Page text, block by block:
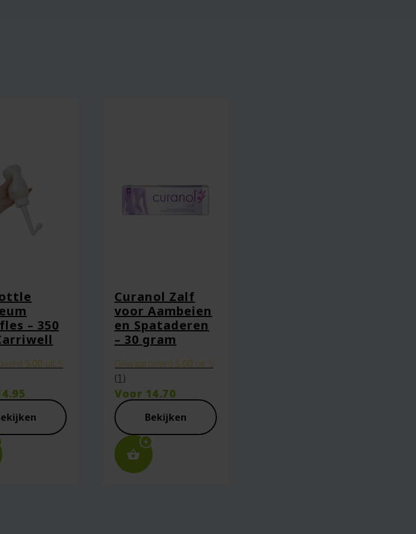
keer wanneer ik een reactie plaats.
– 350
5.00 uit 5
Curanol Zalf
voor Aambeien
en Spataderen
– 30 gram
Gewaardeerd 5.00 uit 5
(1)
Voor 14.70
Bekijken